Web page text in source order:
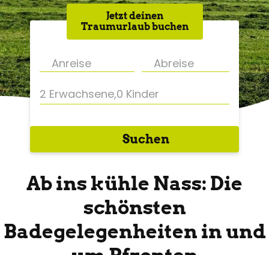
Jetzt deinen
Traumurlaub buchen
2 Erwachsene,0 Kinder
Suchen
Ab ins kühle Nass: Die
schönsten
Badegelegenheiten in und